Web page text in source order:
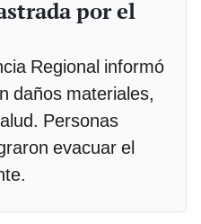
por el
Regional informó
daños materiales,
Personas
evacuar el